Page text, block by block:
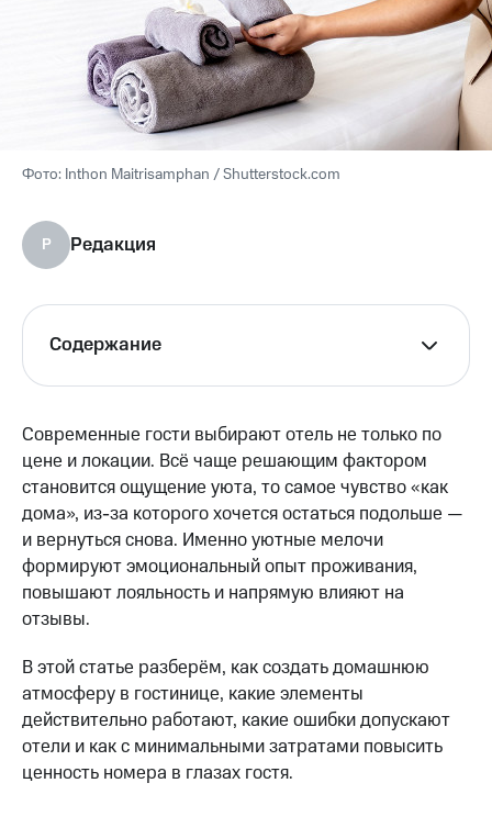
Inthon Maitrisamphan / Shutterstock.com
Р Редакция
Содержание
Современные гости выбирают отель не только по
цене и локации. Всё чаще решающим фактором
становится ощущение уюта, то самое чувство «как
дома», из-за которого хочется остаться подольше —
и вернуться снова. Именно уютные мелочи
формируют эмоциональный опыт проживания,
повышают лояльность и напрямую влияют на
отзывы.
В этой статье разберём, как создать домашнюю
атмосферу в гостинице, какие элементы
действительно работают, какие ошибки допускают
отели и как с минимальными затратами повысить
ценность номера в глазах гостя.